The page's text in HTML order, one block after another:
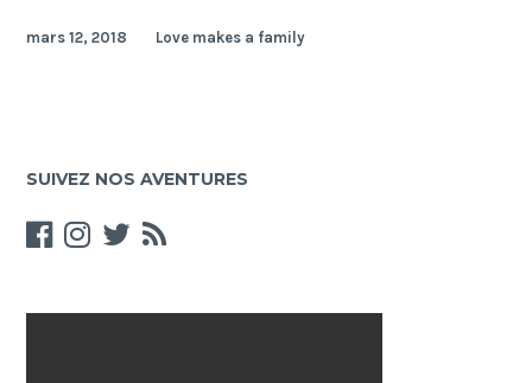
mars 12, 2018 Love makes a family
SUIVEZ NOS AVENTURES